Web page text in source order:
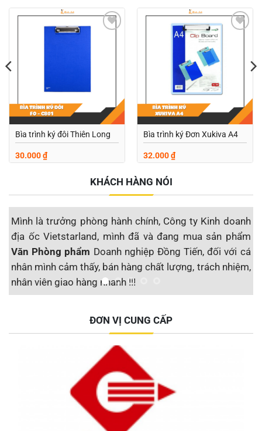
Bìa trình ký đôi Thiên Long
30.000₫
Bìa trình ký Đơn Xukiva A4
32.000₫
KHÁCH HÀNG NÓI
Mình là trưởng phòng hành chính, Công ty Kinh doanh
địa ốc Vietstarland, mình đã và đang mua sản phẩm
Văn Phòng phẩm Doanh nghiệp Đồng Tiến, đối với cá
nhân mình cảm thấy, bán hàng chất lượng, trách nhiệm,
nhân viên giao hàng nhanh !!!
ĐƠN VỊ CUNG CẤP